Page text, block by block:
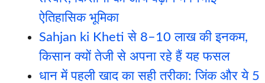
ऐतिहासिक भूमिका
Sahjan ki Kheti से 8–10 लाख की इनकम,
किसान क्यों तेजी से अपना रहे हैं यह फसल
धान में पहली खाद का सही तरीका: जिंक और ये 5